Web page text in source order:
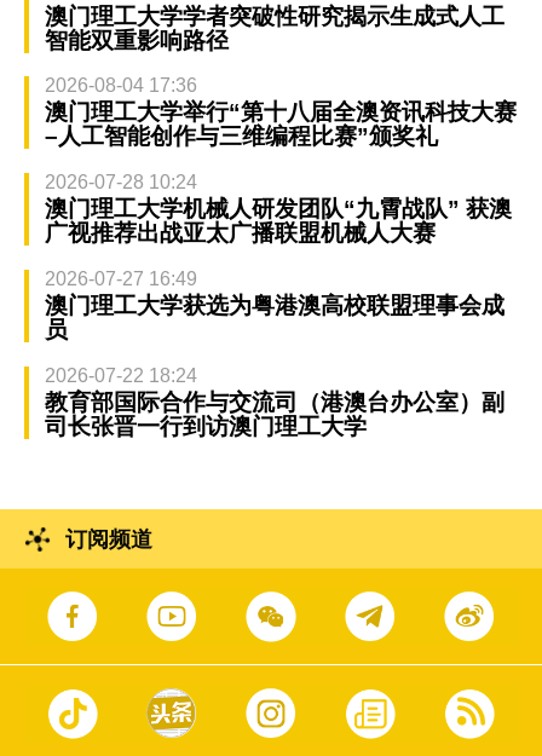
澳门理工大学学者突破性研究揭示生成式人工
智能双重影响路径
2026-08-04 17:36
澳门理工大学举行“第十八届全澳资讯科技大赛
–人工智能创作与三维编程比赛”颁奖礼
2026-07-28 10:24
澳门理工大学机械人研发团队“九霄战队” 获澳
广视推荐出战亚太广播联盟机械人大赛
2026-07-27 16:49
澳门理工大学获选为粤港澳高校联盟理事会成
员
2026-07-22 18:24
教育部国际合作与交流司（港澳台办公室）副
司长张晋一行到访澳门理工大学
订阅频道